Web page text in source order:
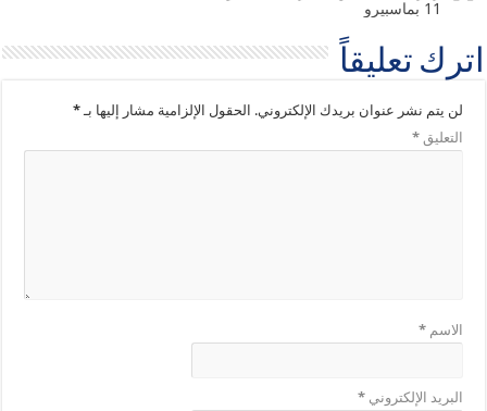
11 بماسبيرو
اترك تعليقاً
لن يتم نشر عنوان بريدك الإلكتروني. الحقول الإلزامية مشار إليها بـ*
التعليق*
الاسم*
البريد الإلكتروني*